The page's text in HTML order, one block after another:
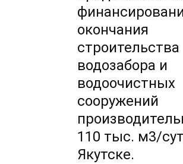
окончания
строительства
водозабора и
водоочистных
сооружений
110 тыс. м3/
Якутске.